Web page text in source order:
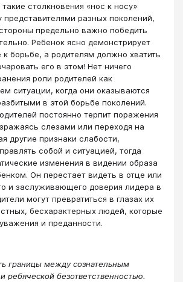
столкновения «нос к носу»
разных поколений,
предельно важно победить
Ребенок ясно демонстрирует
борьбе, а родителям должно хватить
его в этом! Нет ничего
роли родителей как
ситуации, когда они оказываются
в этой борьбе поколений.
постоянно терпит поражения
слезами или переходя на
другие признаки слабости,
собой и ситуацией, тогда
изменения в видении образа
Он перестает видеть в отце или
и заслуживающего доверия лидера в
могут превратиться в глазах их
бесхарактерных людей, которые
и преданности.
границы между сознательным
ребяческой безответственностью.